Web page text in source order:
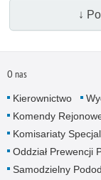
↓
O nas
Kierownictwo
Komendy
Komisariaty
Oddział Prewencji
Samodzielny